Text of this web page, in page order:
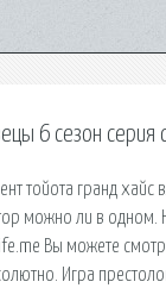
6 сезон серия
тойота гранд хайс
можно ли в одном.
Вы можете
Игра